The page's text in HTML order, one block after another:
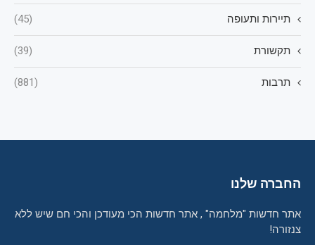
תיירות ותעופה (45)
תקשורת (39)
תרבות (881)
החברה שלנו
אתר חדשות "מלחמה" , אתר חדשות הכי מעודכן והכי חם שיש ללא
צנזורה!